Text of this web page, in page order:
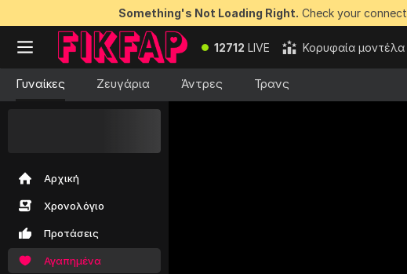
Something's Not Loading Right. Check your
12712 LIVE Κορυφαία μοντέλα
Γυναίκες Ζευγάρια Άντρες Τρανς
Αρχική
Χρονολόγιο
Προτάσεις
Αγαπημένα